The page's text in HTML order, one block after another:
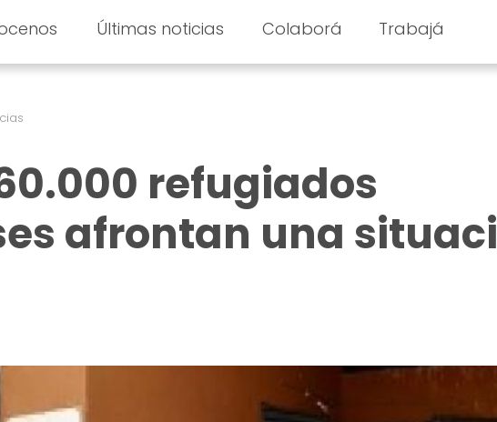
Últimas noticias Colaborá Trabajá
refugiados
afrontan una